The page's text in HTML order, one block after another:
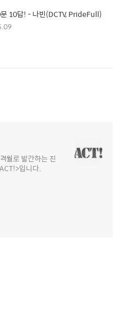
10답! - 나빈(DCTV, PrideFull)
월로 발간하는 진
입니다.